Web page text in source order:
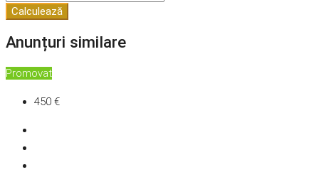
Calculează
Anunțuri similare
Promovat
450 €